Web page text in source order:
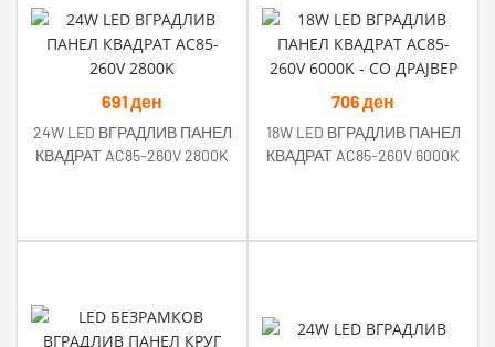
691ден
24W LED ВГРАДЛИВ ПАНЕЛ
КВАДРАТ AC85-260V 2800K
706ден
18W LED ВГРАДЛИВ ПАНЕЛ
КВАДРАТ AC85-260V 6000K